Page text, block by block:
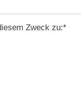
Zweck zu:*